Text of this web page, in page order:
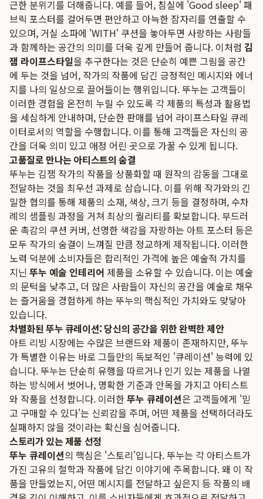
근한 분위기를 더해줍니다. 예를 들어, 침실에 'Good sleep' 패
브릭 포스터를 걸어두면 편안하고 아늑한 잠자리를 연출할 수
있으며, 거실 소파에 'WITH' 쿠션을 놓아두면 사랑하는 사람들
과 함께하는 공간의 의미를 더욱 깊게 만들어 줍니다. 이처럼 김
잼 라이프스타일을 추구한다는 것은 단순히 예쁜 그림을 공간
에 두는 것을 넘어, 작가의 작품에 담긴 긍정적인 메시지와 에너
지를 나의 일상으로 끌어들이는 행위입니다. 뚜누는 고객들이
이러한 경험을 온전히 누릴 수 있도록 각 제품의 특성과 활용법
을 세심하게 안내하며, 단순한 판매를 넘어 라이프스타일 큐레
이터로서의 역할을 수행합니다. 이를 통해 고객들은 자신의 공
간을 더욱 의미 있고 애정 어린 곳으로 가꿀 수 있게 됩니다.
고품질로 만나는 아티스트의 숨결
뚜누는 김잼 작가의 작품을 상품화할 때 원작의 감동을 그대로
전달하는 것을 최우선 과제로 삼습니다. 이를 위해 작가와의 긴
밀한 협의를 통해 제품의 소재, 색상, 크기 등을 결정하며, 수차
례의 샘플링 과정을 거쳐 최상의 퀄리티를 확보합니다. 부드러
운 촉감의 쿠션 커버, 선명한 색감을 자랑하는 아트 포스터 등은
모두 작가의 숨결이 느껴질 만큼 정교하게 제작됩니다. 이러한
노력 덕분에 소비자들은 합리적인 가격에 높은 예술적 가치를
지닌 뚜누 예술 인테리어 제품을 소유할 수 있습니다. 이는 예술
의 문턱을 낮추고, 더 많은 사람들이 자신의 공간을 예술로 채우
는 즐거움을 경험하게 하는 뚜누의 핵심적인 가치와도 맞닿아
있습니다.
차별화된 뚜누 큐레이션: 당신의 공간을 위한 완벽한 제안
아트 리빙 시장에는 수많은 브랜드와 제품이 존재하지만, 뚜누
가 특별한 이유는 바로 그들만의 독보적인 '큐레이션' 능력에 있
습니다. 뚜누는 단순히 유행을 따르거나 인기 있는 제품을 나열
하는 방식에서 벗어나, 명확한 기준과 안목을 가지고 아티스트
와 작품을 선정합니다. 이러한뚜누 큐레이션은 고객들에게 '믿
고 구매할 수 있다'는 신뢰감을 주며, 어떤 제품을 선택하더라도
실패하지 않을 것이라는 확신을 심어줍니다.
스토리가 있는 제품 선정
뚜누 큐레이션의 핵심은 '스토리'입니다. 뚜누는 각 아티스트가
가진 고유의 철학과 작품에 담긴 이야기에 주목합니다. 왜 이 작
품을 만들었는지, 어떤 메시지를 전달하고 싶은지 등 작품의 배